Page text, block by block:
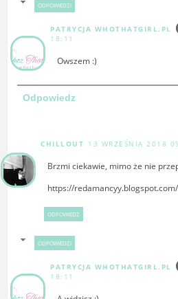
ODPOWIEDZI
PATRYCJA WHOTHATGIRL.PL
18:11
Owszem :)
Odpowiedz
CHILLOUT 13 WRZEŚNIA 2018
Brzmi ciekawie, mimo że nie
https://redamancyy.blogspot.com/
ODPOWIEDZ
ODPOWIEDZI
PATRYCJA WHOTHATGIRL.PL
18:11